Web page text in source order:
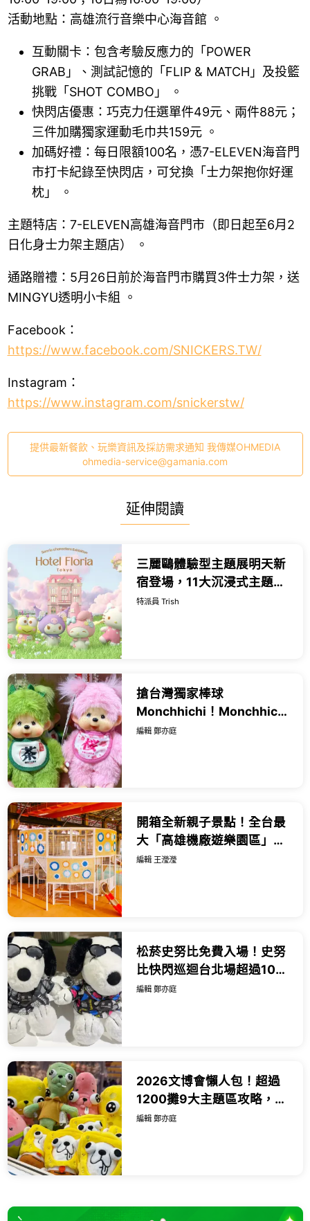
活動地點：高雄流行音樂中心海音館 。
互動關卡：包含考驗反應力的「POWER
GRAB」、測試記憶的「FLIP & MATCH」及投籃
挑戰「SHOT COMBO」 。
快閃店優惠：巧克力任選單件49元、兩件88元；
三件加購獨家運動毛巾共159元 。
加碼好禮：每日限額100名，憑7-ELEVEN海音門
市打卡紀錄至快閃店，可兌換「士力架抱你好運
枕」 。
主題特店：7-ELEVEN高雄海音門市（即日起至6月2
日化身士力架主題店） 。
通路贈禮：5月26日前於海音門市購買3件士力架，送
MINGYU透明小卡組 。
Facebook：
https://www.facebook.com/SNICKERS.TW/
Instagram：
https://www.instagram.com/snickerstw/
提供最新餐飲、玩樂資訊及採訪需求通知 我傳媒OHMEDIA
ohmedia-service@gamania.com
延伸閱讀
三麗鷗體驗型主題展明天新
宿登場，11大沉浸式主題
展、限定周邊商品， 帶你走
特派員 Trish
搶台灣獨家棒球
Monchhichi！Monchhichi
中山快閃店21款必買周邊攻
編輯 鄭亦庭
開箱全新親子景點！全台最
大「高雄機廠遊樂園區」
8/8開幕，攀岩場、戲水區
編輯 王瀅瀅
松菸史努比免費入場！史努
比快閃巡迴台北場超過100
款周邊，全新歐拉夫、史努
編輯 鄭亦庭
2026文博會懶人包！超過
1200攤9大主題區攻略，海
綿寶寶吉娃娃、咖波新品推
編輯 鄭亦庭